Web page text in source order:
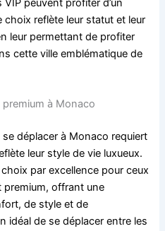
peuvent profiter d’un
reflète leur statut et leur
leur permettant de profiter
cette ville emblématique de
à Monaco
déplacer à Monaco requiert
leur style de vie luxueux.
par excellence pour ceux
offrant une
de style et de
idéal de se déplacer entre les